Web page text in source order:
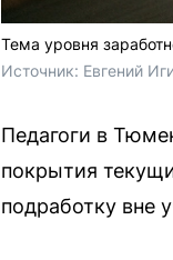
Тема уровня
Источник: Евгений
Педагоги в
покрытия
подработку вне